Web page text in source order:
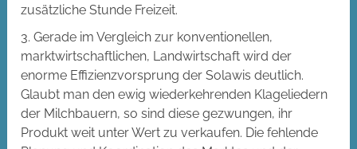
zusätzliche Stunde Freizeit.
3. Gerade im Vergleich zur konventionellen,
marktwirtschaftlichen, Landwirtschaft wird der
enorme Effizienzvorsprung der Solawis deutlich.
Glaubt man den ewig wiederkehrenden Klageliedern
der Milchbauern, so sind diese gezwungen, ihr
Produkt weit unter Wert zu verkaufen. Die fehlende